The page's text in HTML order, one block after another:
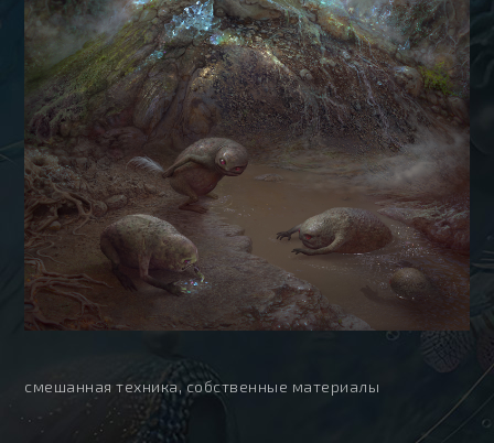
смешанная техника, собственные материалы